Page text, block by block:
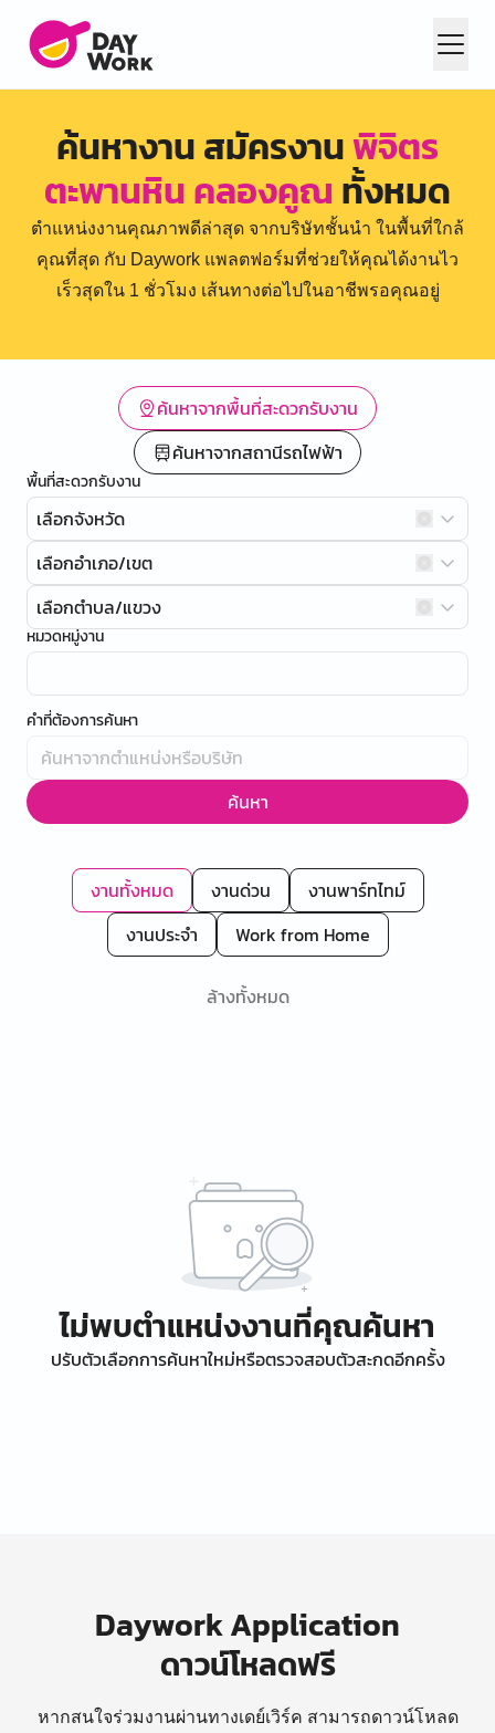
ค้นหางาน สมัครงานพิจิตร
ตะพานหิน คลองคูณ ทั้งหมด
ตำแหน่งงานคุณภาพดีล่าสุด จากบริษัทชั้นนำ ในพื้นที่ใกล้
คุณที่สุด กับ Daywork แพลตฟอร์มที่ช่วยให้คุณได้งานไว
เร็วสุดใน 1 ชั่วโมง เส้นทางต่อไปในอาชีพรอคุณอยู่
ค้นหาจากพื้นที่สะดวกรับงาน
ค้นหาจากสถานีรถไฟฟ้า
พื้นที่สะดวกรับงาน
เลือกจังหวัด
เลือกอำเภอ/เขต
เลือกตำบล/แขวง
หมวดหมู่งาน
คำที่ต้องการค้นหา
ค้นหา
งานทั้งหมด งานด่วน
งานพาร์ทไทม์
งานประจำ
Work from Home
ล้างทั้งหมด
ไม่พบตำแหน่งงานที่คุณค้นหา
ปรับตัวเลือกการค้นหาใหม่หรือตรวจสอบตัวสะกดอีกครั้ง
Daywork Application
ดาวน์โหลดฟรี
หากสนใจร่วมงานผ่านทางเดย์เวิร์ค สามารถดาวน์โหลด